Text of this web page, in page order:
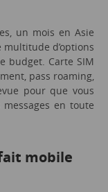
un mois en Asie
d’options
budget. Carte SIM
pass roaming,
pour que vous
en toute
mobile